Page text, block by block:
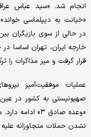
انجام شد. «سید عباس
«خیانت به دیپلماسی
در حالی از سوی بازیگران
خارجه ایران، تهران اساسا
قرار گرفت و میز مذاکرات را
عملیات موفقیت‌آمیز
صهیونیستی به کشور در
«وعده صادق ۳»
نشدن حملات متجاوزانه علیه